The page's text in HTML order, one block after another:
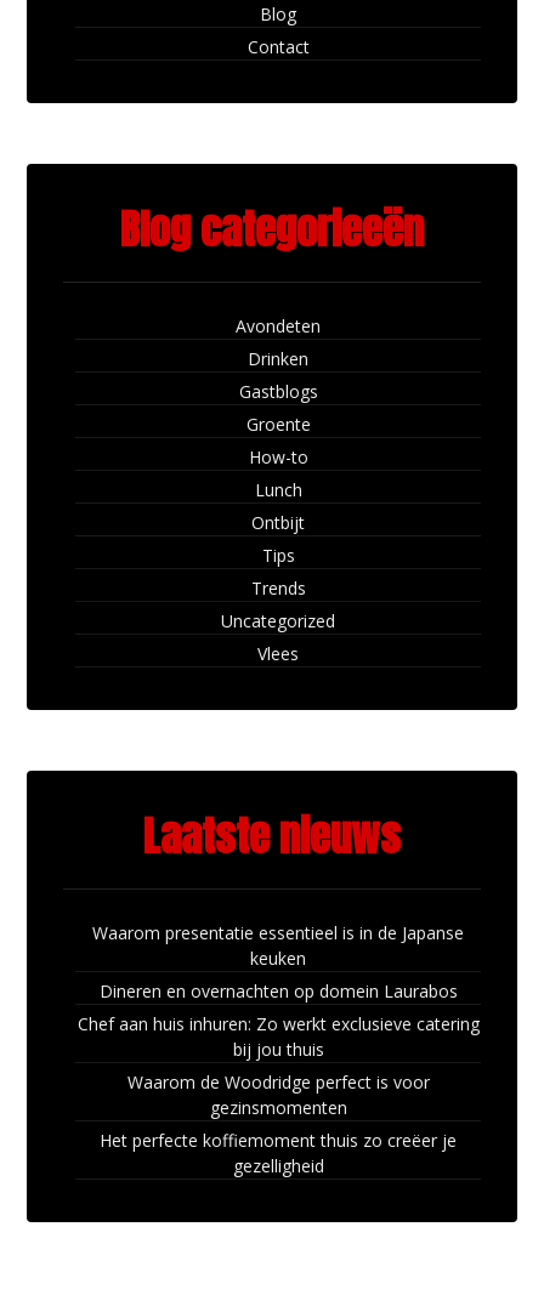
Blog
Contact
Blog categorieeën
Avondeten
Drinken
Gastblogs
Groente
How-to
Lunch
Ontbijt
Tips
Trends
Uncategorized
Vlees
Laatste nieuws
Waarom presentatie essentieel is in de Japanse
keuken
Dineren en overnachten op domein Laurabos
Chef aan huis inhuren: Zo werkt exclusieve catering
bij jou thuis
Waarom de Woodridge perfect is voor
gezinsmomenten
Het perfecte koffiemoment thuis zo creëer je
gezelligheid